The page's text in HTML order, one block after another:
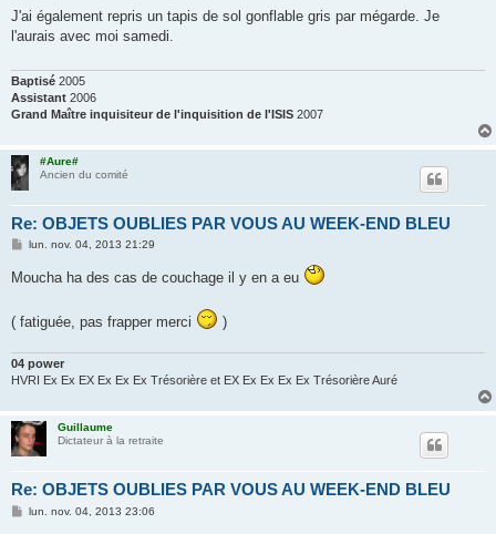
s
a
J'ai également repris un tapis de sol gonflable gris par mégarde. Je
l'aurais avec moi samedi.
Baptisé 2005
Assistant 2006
Grand Maître inquisiteur de l'inquisition de l'ISIS 2007
#Aure#
Ancien du comité
Re: OBJETS OUBLIES PAR VOUS AU WEEK-END BLEU
M
s
e
lun. nov. 04, 2013 21:29
Moucha ha des cas de couchage il y en a eu
( fatiguée, pas frapper merci )
04 power
HVRI Ex Ex EX Ex Ex Ex Trésorière et EX Ex Ex Ex Ex Trésorière Auré
Guillaume
Dictateur à la retraite
Re: OBJETS OUBLIES PAR VOUS AU WEEK-END BLEU
Mlun. nov. 04, 2013 23:06